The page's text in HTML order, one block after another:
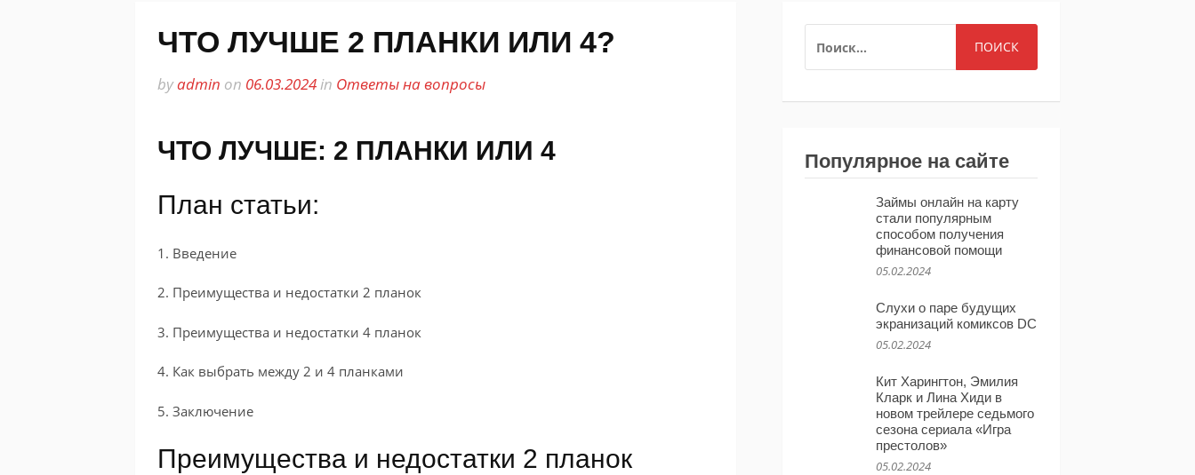
ЧТО ЛУЧШЕ 2 ПЛАНКИ ИЛИ 4?
byadmin on 06.03.2024in Ответы на вопросы
ЧТО ЛУЧШЕ: 2 ПЛАНКИ ИЛИ 4
План статьи:
1. Введение
2. Преимущества и недостатки 2 планок
3. Преимущества и недостатки 4 планок
4. Как выбрать между 2 и 4 планками
5. Заключение
Преимущества и недостатки 2 планок
Популярное на сайте
Займы онлайн на карту
стали популярным
способом получения
финансовой помощи
05.02.2024
Слухи о паре будущих
экранизаций комиксов DC
05.02.2024
Кит Харингтон, Эмилия
Кларк и Лина Хиди в
новом трейлере седьмого
сезона сериала «Игра
престолов»
05.02.2024